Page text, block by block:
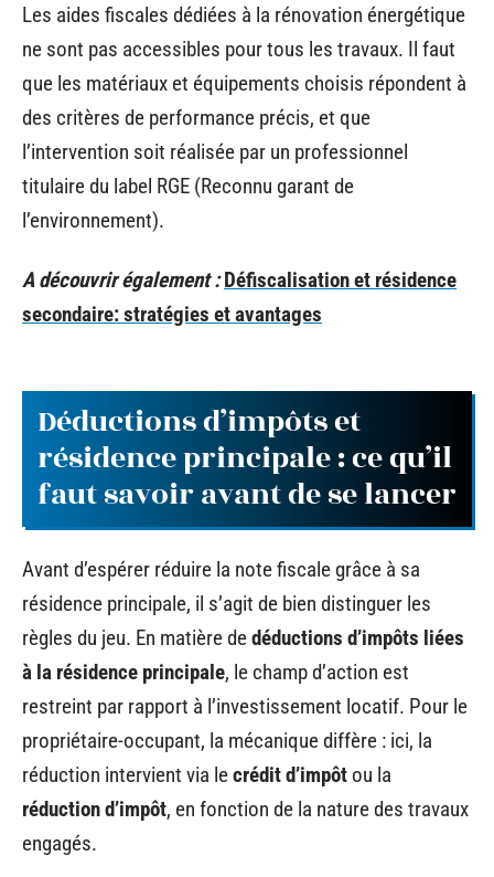
Les aides fiscales dédiées à la rénovation énergétique
ne sont pas accessibles pour tous les travaux. Il faut
que les matériaux et équipements choisis répondent à
des critères de performance précis, et que
l’intervention soit réalisée par un professionnel
titulaire du label RGE (Reconnu garant de
l’environnement).
A découvrir également : Défiscalisation et résidence
secondaire: stratégies et avantages
Déductions d’impôts et
résidence principale : ce qu’il
faut savoir avant de se lancer
Avant d’espérer réduire la note fiscale grâce à sa
résidence principale, il s’agit de bien distinguer les
règles du jeu. En matière dedéductions d’impôts liées
à la résidence principale, le champ d’action est
restreint par rapport à l’investissement locatif. Pour le
propriétaire-occupant, la mécanique diffère : ici, la
réduction intervient via lecrédit d’impôt ou la
réduction d’impôt, en fonction de la nature des travaux
engagés.